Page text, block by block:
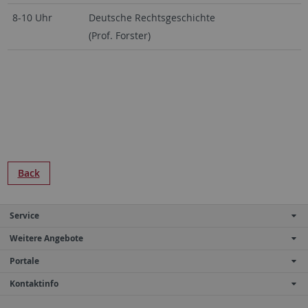
8-10 Uhr
Deutsche Rechtsgeschichte
(Prof. Forster)
Back
Service
Weitere Angebote
Portale
Kontaktinfo